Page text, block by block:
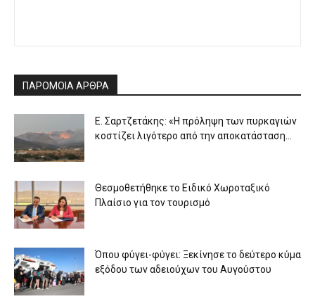
ΠΑΡΟΜΟΙΑ ΑΡΘΡΑ
Ε. Σαρτζετάκης: «Η πρόληψη των πυρκαγιών
κοστίζει λιγότερο από την αποκατάσταση...
Θεσμοθετήθηκε το Ειδικό Χωροταξικό
Πλαίσιο για τον τουρισμό
Όπου φύγει-φύγει: Ξεκίνησε το δεύτερο κύμα
εξόδου των αδειούχων του Αυγούστου